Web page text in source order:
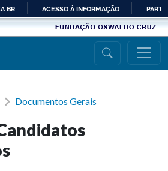
PARA
BR ACESSO À INFORMAÇÃO
Documentos Gerais